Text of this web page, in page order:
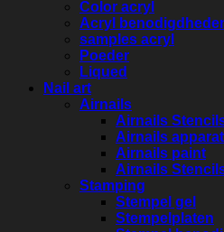
Color acryl
Acryl
samples acryl
Poeder
Liqued
Nail art
Airnails
Airnails
Airnails
Airnails paint
Airnails
Stamping
Stempel gel
Stempelplaten